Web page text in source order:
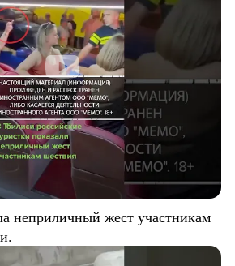
неприличный жест участникам